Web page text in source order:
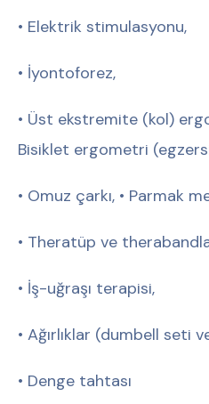
• Elektrik stimulasyonu,
• İyontoforez,
• Üst ekstremite (kol)
Bisiklet ergometri
• Omuz çarkı, • Parmak
• Theratüp ve
• İş-uğraşı terapisi,
• Ağırlıklar (dumbell seti
• Denge tahtası